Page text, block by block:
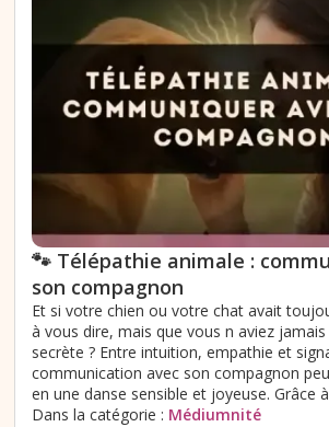
🐾 Télépathie animale :
son compagnon
Et si votre chien ou votre chat avait
à vous dire, mais que vous n aviez
secrète ? Entre intuition, empathie et
communication avec son compagnon
en une danse sensible et joyeuse. Grâce
Dans la catégorie : Médiumnité